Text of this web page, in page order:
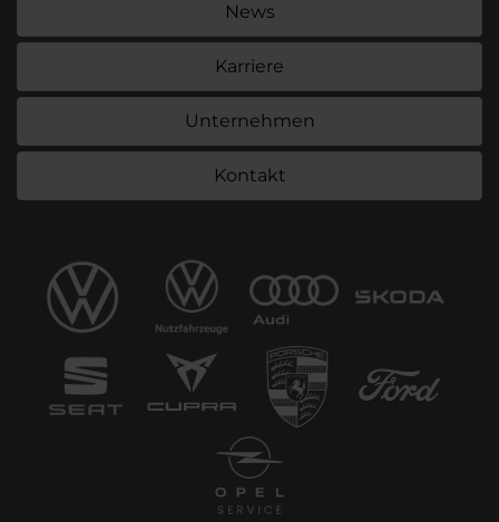
News
Karriere
Unternehmen
Kontakt